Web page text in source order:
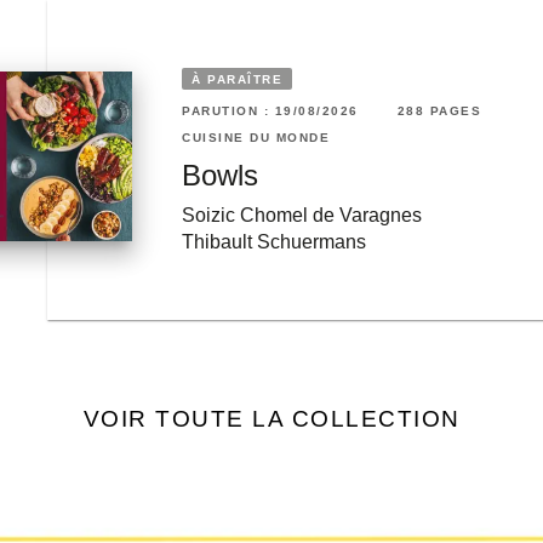
PAGES
cuisine
: 19/03/2025
DU MONDE
grand livre de cuisine
À PARAÎTRE
PARUTION : 19/08/2026
288 PAGES
CUISINE DU MONDE
Bowls
Soizic Chomel de Varagnes
Thibault Schuermans
VOIR TOUTE LA COLLECTION